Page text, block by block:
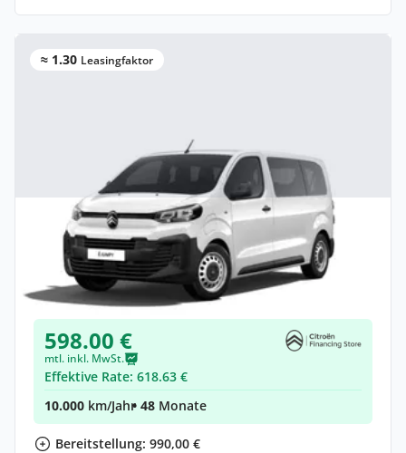
≈ 1.30 Leasingfaktor
Gewerbe & Privat
Citroën Jumpy Kombi Kombi (Länge M)
Elektro •Automatik •
Neuwagen(konfigurierbar)
598.00 €
mtl. inkl. MwSt.
Effektive Rate: 618.63 €
10.000 km/Jahr• 48 Monate
Bereitstellung: 990,00 €